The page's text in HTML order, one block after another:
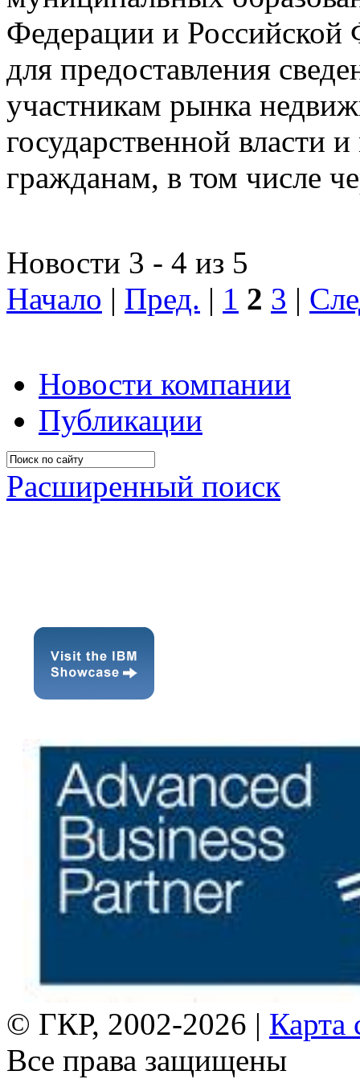
Федерации и Российской
для предоставления
участникам рынка
государственной власти
гражданам, в том числе
Новости 3 - 4 из 5
Начало | Пред. | 1 2 3 |
Новости компании
Публикации
Расширенный поиск
© ГКР, 2002-2026 | Карта
Все права защищены